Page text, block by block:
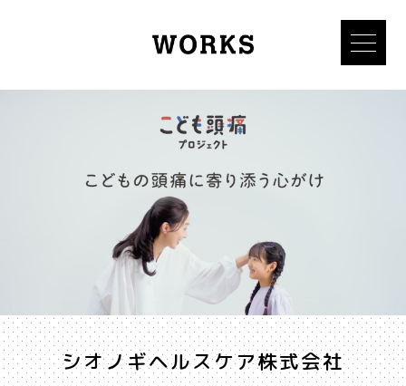
シオノギヘルスケア株式会社